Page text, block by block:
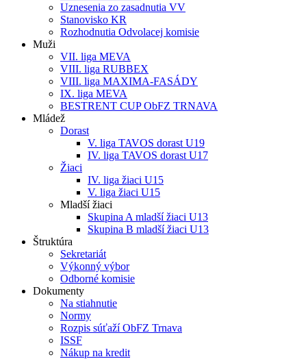
Uznesenia zo zasadnutia VV
Stanovisko KR
Rozhodnutia Odvolacej komisie
Muži
VII. liga MEVA
VIII. liga RUBBEX
VIII. liga MAXIMA-FASÁDY
IX. liga MEVA
BESTRENT CUP ObFZ TRNAVA
Mládež
Dorast
V. liga TAVOS dorast U19
IV. liga TAVOS dorast U17
Žiaci
IV. liga žiaci U15
V. liga žiaci U15
Mladší žiaci
Skupina A mladší žiaci U13
Skupina B mladší žiaci U13
Štruktúra
Sekretariát
Výkonný výbor
Odborné komisie
Dokumenty
Na stiahnutie
Normy
Rozpis súťaží ObFZ Trnava
ISSF
Nákup na kredit